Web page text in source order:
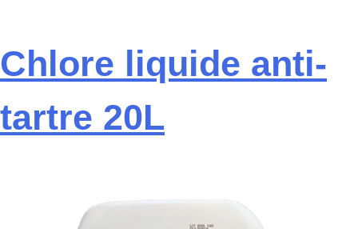
Chlore liquide anti-
tartre 20L